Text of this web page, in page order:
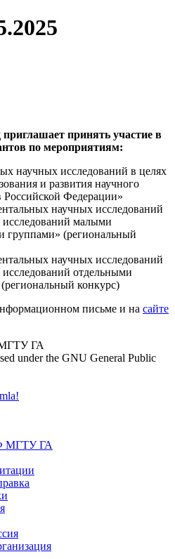
принять участие в
по мероприятиям:
научных исследований в целях
и развития научного
Российской Федерации»
научных исследований
малыми
группами» (региональный
научных исследований
отдельными
конкурс)
письме и на сайте
ГА
under the GNU General Public
МГТУ ГА